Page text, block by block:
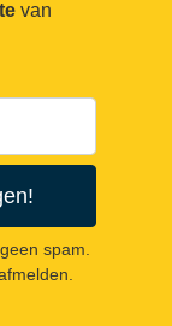
van
spam.